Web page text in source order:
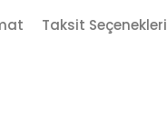
Taksit Seçenekleri